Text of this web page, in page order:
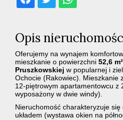
Opis
Oferujemy na wynajem
mieszkanie o powierzchni 52,6 m²
Pruszkowskiej w popularnej i
Ochocie (Rakowiec). Mieszkanie
12-piętrowym apartamentowcu z
wyposażony w dwie windy).
Nieruchomość charakteryzuje się
układem (wystawa okien na